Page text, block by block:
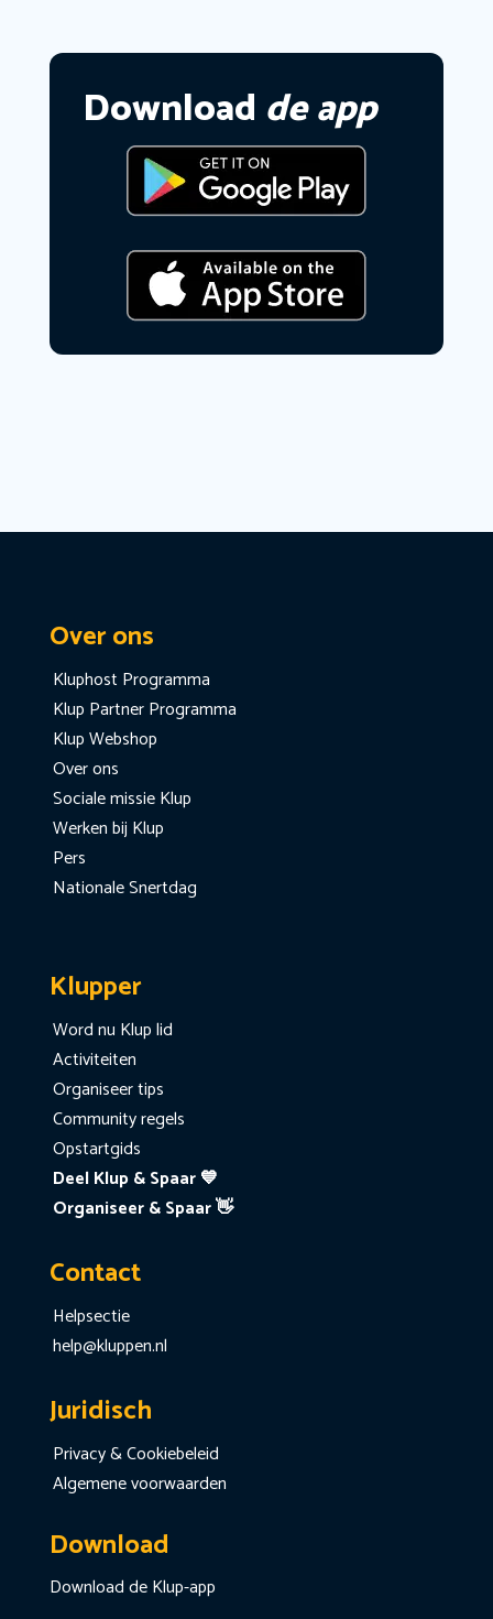
Download de app
Over ons
Kluphost Programma
Klup Partner Programma
Klup Webshop
Over ons
Sociale missie Klup
Werken bij Klup
Pers
Nationale Snertdag
Klupper
Word nu Klup lid
Activiteiten
Organiseer tips
Community regels
Opstartgids
Deel Klup & Spaar 💙
Organiseer & Spaar 👋
Contact
Helpsectie
help@kluppen.nl
Juridisch
Privacy & Cookiebeleid
Algemene voorwaarden
Download
Download de Klup-app